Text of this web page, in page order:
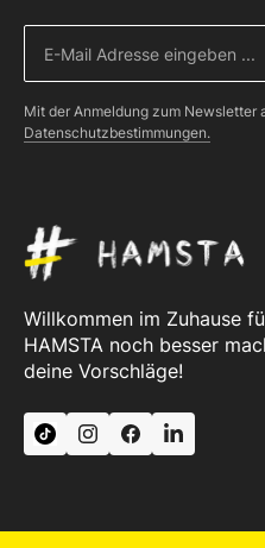
Mit der Anmeldung zum Newsletter
Datenschutzbestimmungen.
Willkommen im Zuhause
HAMSTA noch besser
deine Vorschläge!